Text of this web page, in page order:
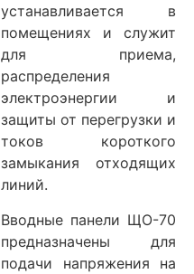
устанавливается в
помещениях и служит
для приема,
распределения
электроэнергии и
защиты от перегрузки и
токов короткого
замыкания отходящих
линий.
Вводные панели ЩО-70
предназначены для
подачи напряжения на